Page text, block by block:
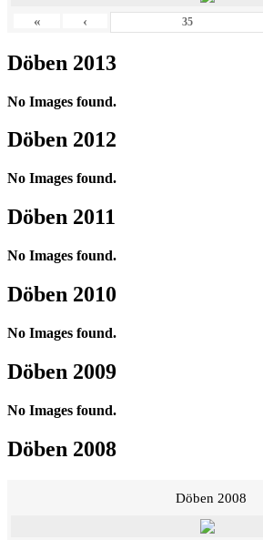
« ‹
Döben 2013
No Images found.
Döben 2012
No Images found.
Döben 2011
No Images found.
Döben 2010
No Images found.
Döben 2009
No Images found.
Döben 2008
Döben 2008